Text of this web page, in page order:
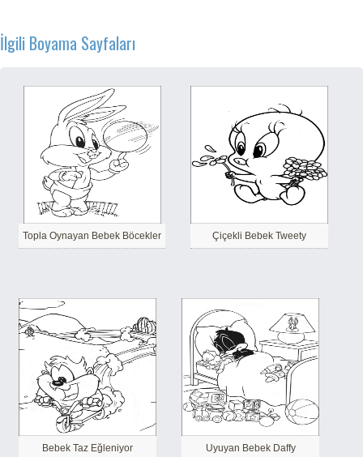
İlgili Boyama Sayfaları
Topla Oynayan Bebek Böcekler Çiçekli Bebek Tweety
Bebek Taz Eğleniyor Uyuyan Bebek Daffy